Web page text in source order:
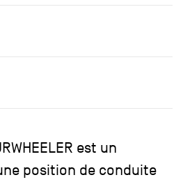
est un
position de conduite